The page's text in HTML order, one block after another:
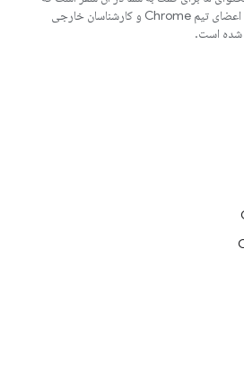
توسط اعضای تیم Chrome و کارشناسان خارجی
شده است.